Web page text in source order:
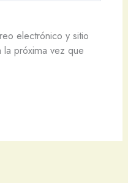
electrónico y sitio
próxima vez que